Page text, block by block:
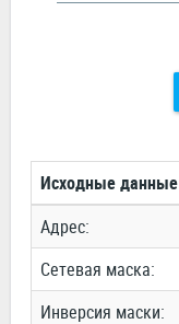
Исходные данные
Адрес:
Сетевая маска:
Инверсия маски: